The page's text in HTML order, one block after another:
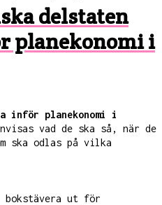
delstaten
planekonomi i
inför planekonomi i
vad de ska så, när de
ska odlas på vilka
bokstävera ut för